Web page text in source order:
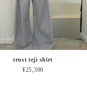
trust teji shirt
¥25,300